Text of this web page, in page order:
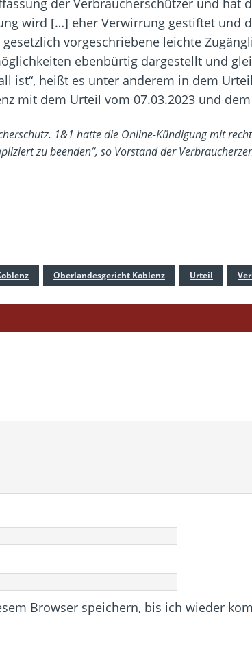
wird […] eher Verwirrung gestiftet und
vorgeschriebene leichte
ebenbürtig dargestellt und
ist“, heißt es unter anderem in dem
mit dem Urteil vom 07.03.2023 und
1&1 hatte die Online-Kündigung mit
zu beenden“, so Vorstand der
Oberlandesgericht Koblenz Urteil
Browser speichern, bis ich wieder